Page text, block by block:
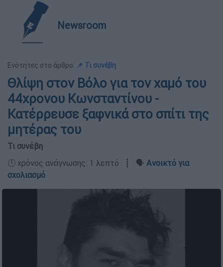
Newsroom
Ενότητες στο άρθρο: 📌 Τι συνέβη
Θλίψη στον Βόλο για τον χαμό του
44χρονου Κωνσταντίνου -
Κατέρρευσε ξαφνικά στο σπίτι της
μητέρας του
Τι συνέβη
🕛 χρόνος ανάγνωσης: 1 λεπτό ┋ 🗣️ Ανοικτό για
σχολιασμό